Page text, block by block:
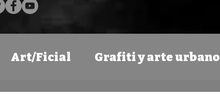
Art/Ficial Grafiti y arte urbano